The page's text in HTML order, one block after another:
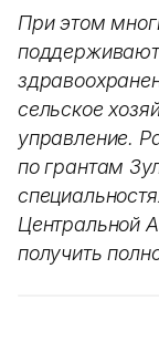
При этом
сельское
управление.
по грантам
Центральной
получить